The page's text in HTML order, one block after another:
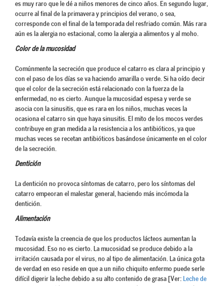
es muy raro que le dé a niños menores de cinco años. En segundo lugar,
ocurre al final de la primavera y principios del verano, o sea,
corresponde con el final de la temporada del resfriado común. Más rara
aún es la alergia no estacional, como la alergia a alimentos y al moho.
Color de la mucosidad
Comúnmente la secreción que produce el catarro es clara al principio y
con el paso de los días se va haciendo amarilla o verde. Si ha oído decir
que el color de la secreción está relacionado con la fuerza de la
enfermedad, no es cierto. Aunque la mucosidad espesa y verde se
asocia con la sinusitis, que es rara en los niños, muchas veces la
ocasiona el catarro sin que haya sinusitis. El mito de los mocos verdes
contribuye en gran medida a la resistencia a los antibióticos, ya que
muchas veces se recetan antibióticos basándose únicamente en el color
de la secreción.
Dentición
La dentición no provoca síntomas de catarro, pero los síntomas del
catarro empeoran el malestar general, haciendo más incómoda la
dentición.
Alimentación
Todavía existe la creencia de que los productos lácteos aumentan la
mucosidad. Eso no es cierto. La mucosidad se produce debido a la
irritación causada por el virus, no al tipo de alimentación. La única gota
de verdad en eso reside en que a un niño chiquito enfermo puede serle
difícil digerir la leche debido a su alto contenido de grasa [Ver: Leche de